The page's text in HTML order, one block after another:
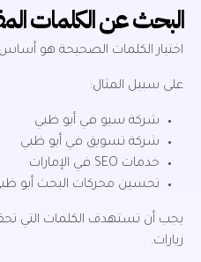
البحث عن الكلمات
اختيار الكلمات الصحيحة هو
على سبيل المثال:
شركة سيو في أبو ظبي
شركة تسويق في أبو ظبي
خدمات SEO في الإمارات
تحسين محركات البحث أبو
يجب أن تستهدف الكلمات التي
زيارات.